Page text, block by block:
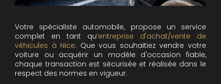
Votre spécialiste automobile, propose un service
complet en tant qu’entreprise d'achat/vente de
véhicules à Nice. Que vous souhaitiez vendre votre
voiture ou acquérir un modèle d'occasion fiable,
chaque transaction est sécurisée et réalisée dans le
respect des normes en vigueur.